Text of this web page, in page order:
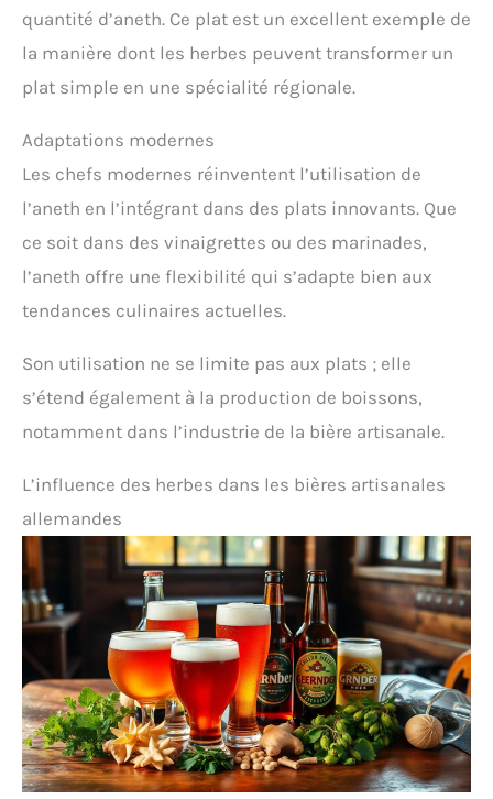
quantité d’aneth. Ce plat est un excellent exemple de
la manière dont les herbes peuvent transformer un
plat simple en une spécialité régionale.
Adaptations modernes
Les chefs modernes réinventent l’utilisation de
l’aneth en l’intégrant dans des plats innovants. Que
ce soit dans des vinaigrettes ou des marinades,
l’aneth offre une flexibilité qui s’adapte bien aux
tendances culinaires actuelles.
Son utilisation ne se limite pas aux plats ; elle
s’étend également à la production de boissons,
notamment dans l’industrie de la bière artisanale.
L’influence des herbes dans les bières artisanales
allemandes